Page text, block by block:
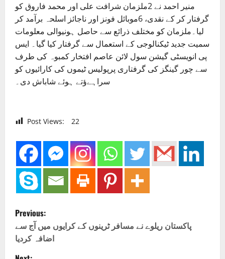
منیر احمد نے 2ملزمان شرافت علی اور محمد فاروق کو
گرفتار کر کے نقدی، 6موبائل فونز اور ناجائز اسلحہ برآمد کر
لیا۔ملزمان کو مختلف ذرائع سے حاصل ہونیوالی معلومات
سمیت جدید ٹیکنالوجی کے استعمال سے گرفتار کیا گیا۔ ایس
پی انویسٹی گیشن سول لائن عاصم افتخار کمبوہ کی طرف
سے چور گینگز کی گرفتاری پرپولیس ٹیموں کی کارائیوں کو
سراہےؤتے ہوئے شاباش دی۔
Post Views: 22
P
o
s
Previous:
پاکستان ریلوے نے مسافر ٹرینوں کے کرایوں میں آج سے
اضافہ کردیا